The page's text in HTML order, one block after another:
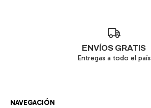
ENVÍOS GRATIS
Entregas a todo el país
NAVEGACIÓN